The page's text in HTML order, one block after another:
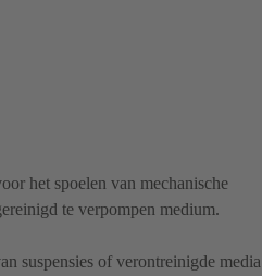
het spoelen van mechanische
te verpompen medium.
suspensies of verontreinigde